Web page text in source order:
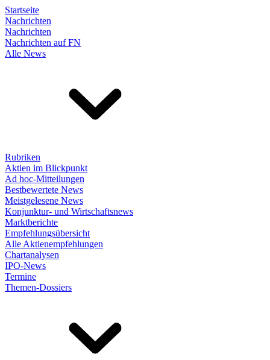
Startseite
Nachrichten
Nachrichten
Nachrichten auf FN
Alle News
Rubriken
Aktien im Blickpunkt
Ad hoc-Mitteilungen
Bestbewertete News
Meistgelesene News
Konjunktur- und Wirtschaftsnews
Marktberichte
Empfehlungsübersicht
Alle Aktienempfehlungen
Chartanalysen
IPO-News
Termine
Themen-Dossiers